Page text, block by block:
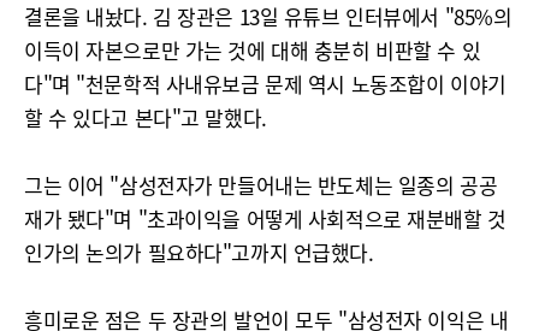
결론을 내놨다. 김 장관은 13일 유튜브 인터뷰에서 "85%의
이득이 자본으로만 가는 것에 대해 충분히 비판할 수 있
다"며 "천문학적 사내유보금 문제 역시 노동조합이 이야기
할 수 있다고 본다"고 말했다.
그는 이어 "삼성전자가 만들어내는 반도체는 일종의 공공
재가 됐다"며 "초과이익을 어떻게 사회적으로 재분배할 것
인가의 논의가 필요하다"고까지 언급했다.
흥미로운 점은 두 장관의 발언이 모두 "삼성전자 이익은 내